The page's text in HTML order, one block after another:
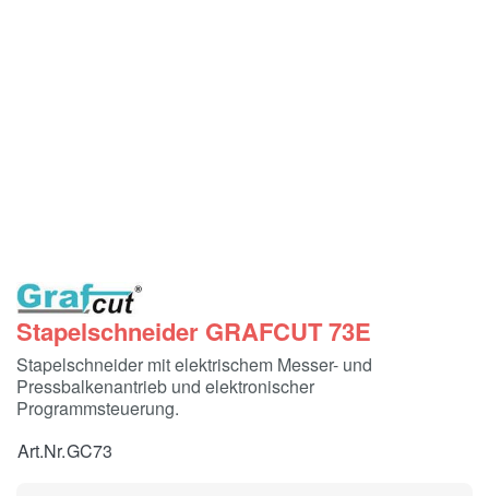
Stapelschneider GRAFCUT 73E
Stapelschneider mit elektrischem Messer- und
Pressbalkenantrieb und elektronischer
Programmsteuerung.
Art.Nr.GC73